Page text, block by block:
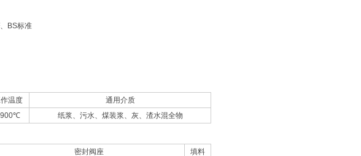
BS标准
温度
通用介质
纸浆、污水、煤装浆、灰、渣水混全物
密封阀座
填料